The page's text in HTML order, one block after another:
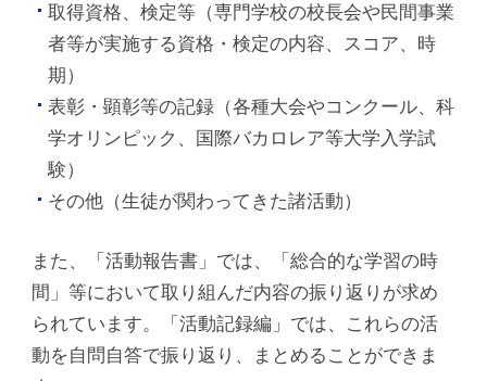
取得資格、検定等（専門学校の校長会や民間事業
者等が実施する資格・検定の内容、スコア、時
期）
表彰・顕彰等の記録（各種大会やコンクール、科
学オリンピック、国際バカロレア等大学入学試
験）
その他（生徒が関わってきた諸活動）
また、「活動報告書」では、「総合的な学習の時
間」等において取り組んだ内容の振り返りが求め
られています。「活動記録編」では、これらの活
動を自問自答で振り返り、まとめることができま